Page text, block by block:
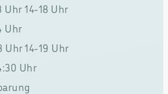
Uhr 14-18 Uhr
Uhr
Uhr14-19 Uhr
Uhr